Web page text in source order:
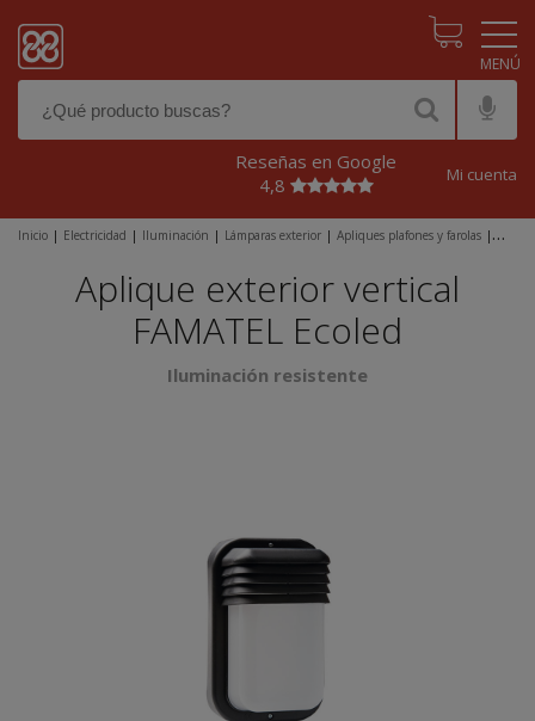
Reseñas en Google
4,8
Mi cuenta
Inicio | Electricidad | Iluminación | Lámparas exterior | Apliques plafones y farolas |
Aplique exterior vertical
FAMATEL Ecoled
Iluminación resistente